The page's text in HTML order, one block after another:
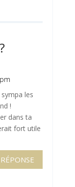
les
!
dans ta
fort utile
RÉPONSE